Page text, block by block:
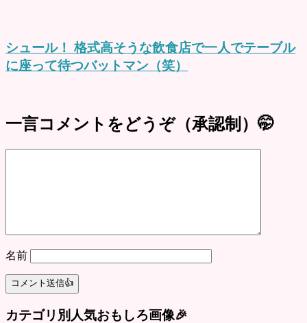
シュール！ 格式高そうな飲食店で一人でテーブル
に座って待つバットマン（笑）
一言コメントをどうぞ（承認制）🤭
名前
カテゴリ別人気おもしろ画像🎉